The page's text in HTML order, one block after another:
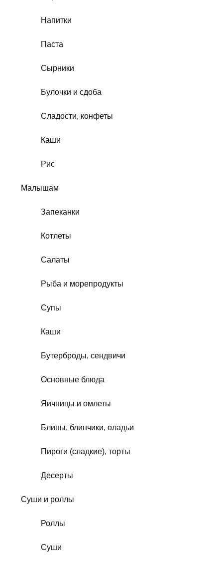
Напитки
Паста
Сырники
Булочки и сдоба
Сладости, конфеты
Каши
Рис
Малышам
Запеканки
Котлеты
Салаты
Рыба и морепродукты
Супы
Каши
Бутерброды, сендвичи
Основные блюда
Яичницы и омлеты
Блины, блинчики, оладьи
Пироги (сладкие), торты
Десерты
Суши и роллы
Роллы
Суши